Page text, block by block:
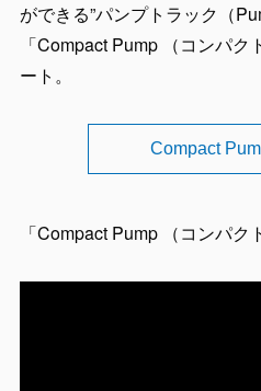
ができる”パンプトラック（
「Compact Pump （コンパ
ート。
Compact
「Compact Pump （コンパ